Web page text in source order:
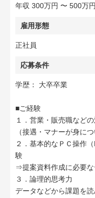
年収 300万円 〜 500万円
雇用形態
正社員
応募条件
学歴： 大卒卒業
■ご経験
１．営業・販売職など
（接遇・マナーが身につ
２．基本的なＰＣ操作
験
⇒提案資料作成に必要な
３．論理的思考力
データなどから課題を